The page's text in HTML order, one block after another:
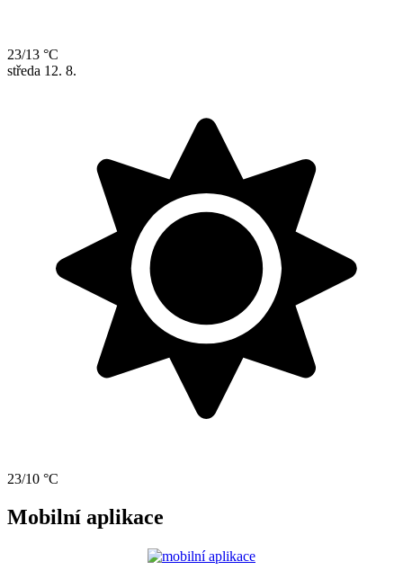
23/13 °C
středa 12. 8.
23/10 °C
Mobilní aplikace